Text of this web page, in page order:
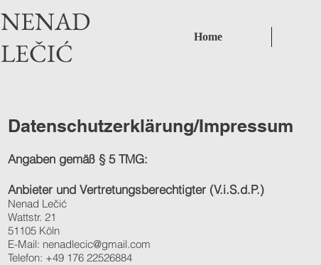
NENAD
LEČIĆ
Home
Datenschutzerklärung/Impressum
Angaben gemäß § 5 TMG:
Anbieter und Vertretungsberechtigter (V.i.S.d.P.)
Nenad Lečić
Wattstr. 21
51105 Köln
E-Mail: nenadlecic@gmail.com
Telefon: +49 176 22526884